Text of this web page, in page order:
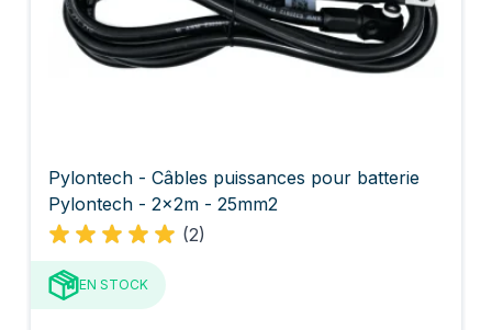
Pylontech - Câbles puissances pour batterie
Pylontech - 2x2m - 25mm2
(2)
EN STOCK